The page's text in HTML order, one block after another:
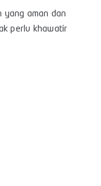
yang aman dan
perlu khawatir